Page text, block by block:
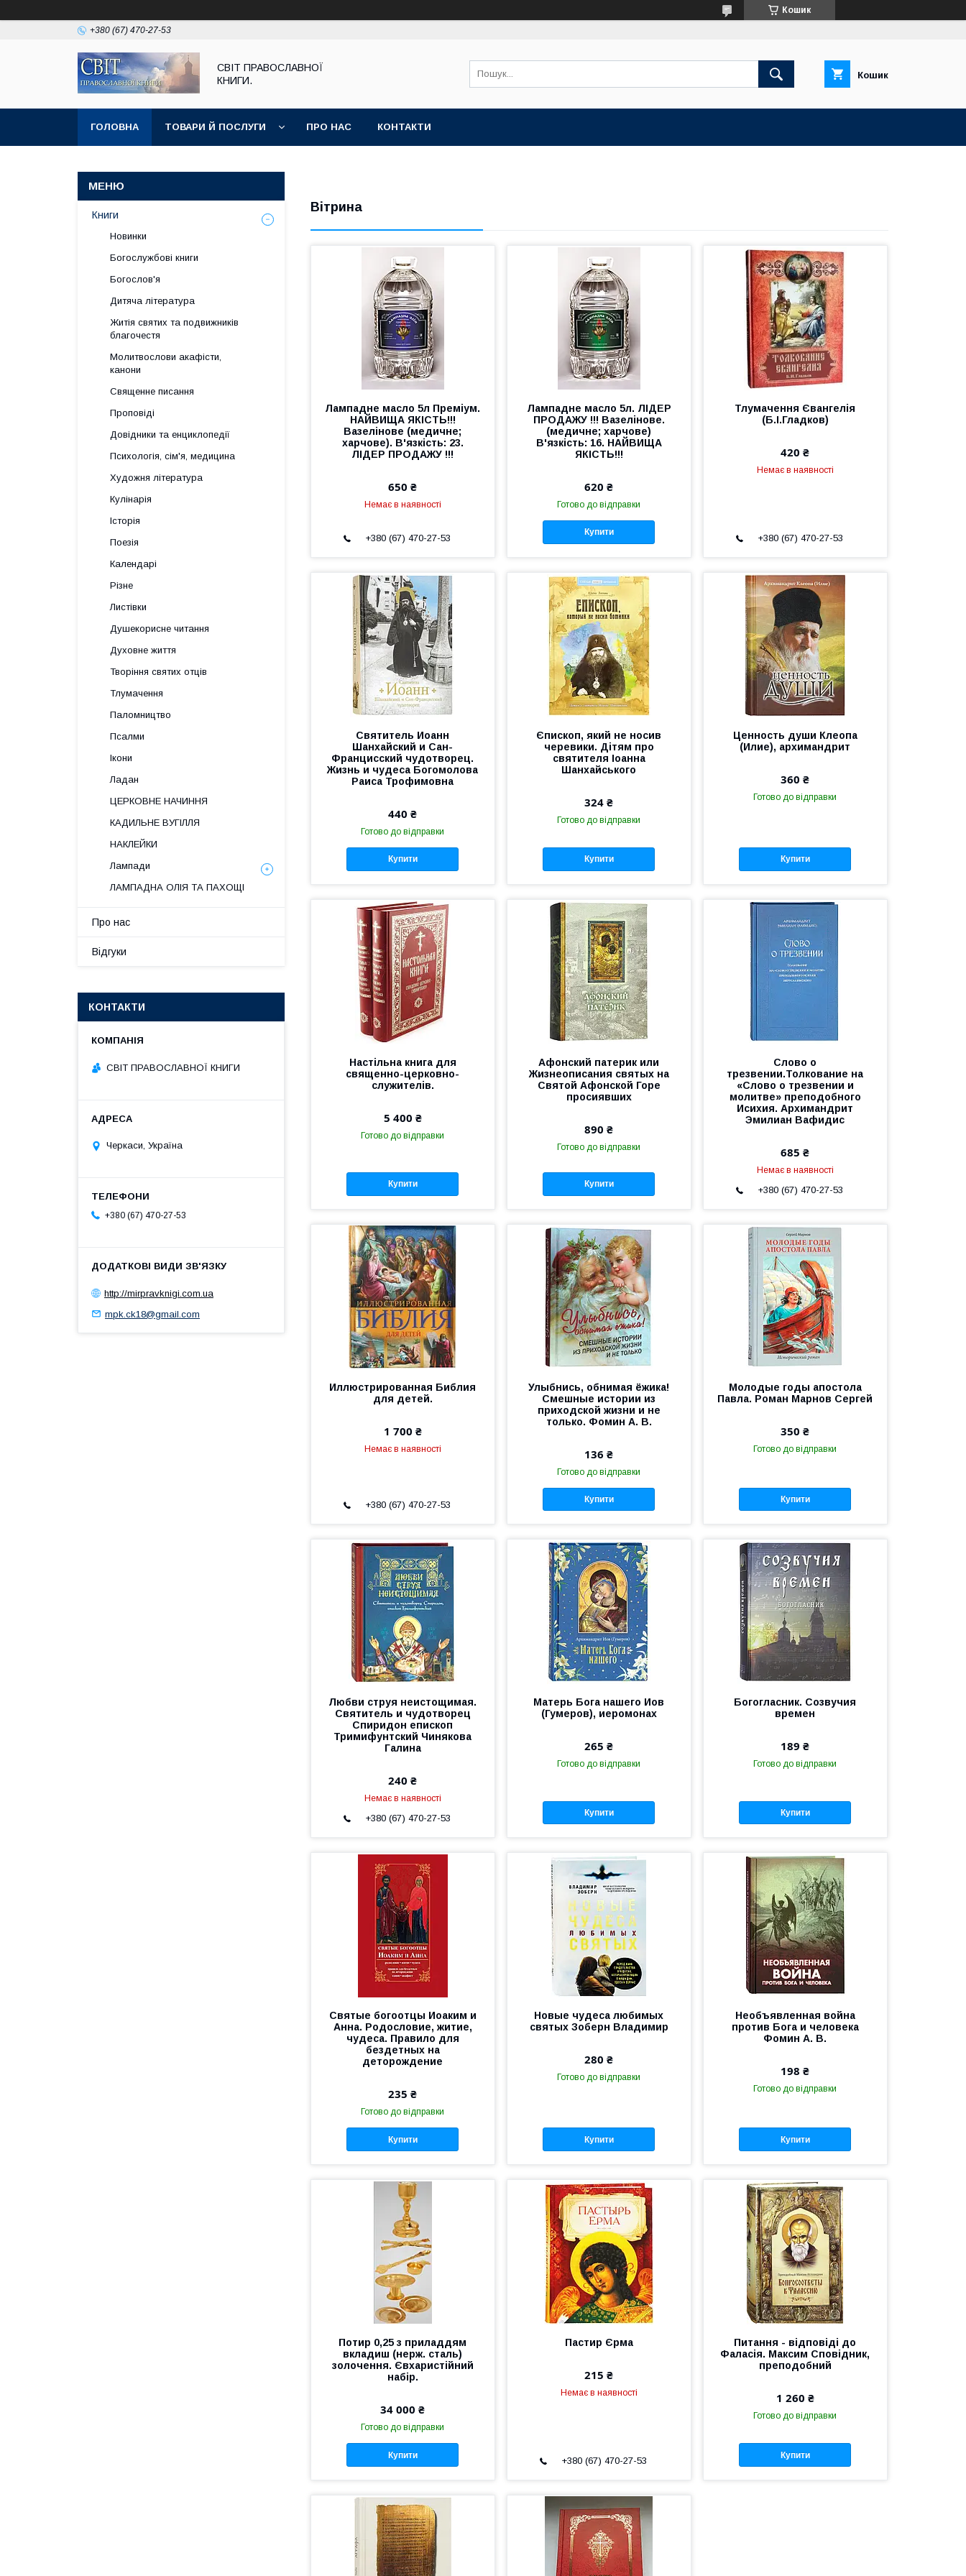
Кошик
+380 (67) 470-27-53
СВІТ ПРАВОСЛАВНОЇ
КНИГИ.
Кошик
ГОЛОВНА ТОВАРИ Й ПОСЛУГИ ПРО НАС КОНТАКТИ
Вітрина
Лампадне масло 5л Преміум.
НАЙВИЩА ЯКІСТЬ!!!
Вазелінове (медичне;
харчове). В'язкість: 23.
ЛІДЕР ПРОДАЖУ !!!
650 ₴
Немає в наявності
+380 (67) 470-27-53
Лампадне масло 5л. ЛІДЕР
ПРОДАЖУ !!! Вазелінове.
(медичне; харчове)
В'язкість: 16. НАЙВИЩА
ЯКІСТЬ!!!
620 ₴
Готово до відправки
Купити
Тлумачення Євангелія
(Б.І.Гладков)
420 ₴
Немає в наявності
+380 (67) 470-27-53
Святитель Иоанн
Шанхайский и Сан-
Францисский чудотворец.
Жизнь и чудеса Богомолова
Раиса Трофимовна
440 ₴
Готово до відправки
Купити
Єпископ, який не носив
черевики. Дітям про
святителя Іоанна
Шанхайського
324 ₴
Готово до відправки
Купити
Ценность души Клеопа
(Илие), архимандрит
360 ₴
Готово до відправки
Купити
Настільна книга для
священно-церковно-
служителів.
5 400 ₴
Готово до відправки
Купити
Афонский патерик или
Жизнеописания святых на
Святой Афонской Горе
просиявших
890 ₴
Готово до відправки
Купити
Слово о
трезвении.Толкование на
«Слово о трезвении и
молитве» преподобного
Исихия. Архимандрит
Эмилиан Вафидис
685 ₴
Немає в наявності
+380 (67) 470-27-53
Иллюстрированная Библия
для детей.
1 700 ₴
Немає в наявності
+380 (67) 470-27-53
Улыбнись, обнимая ёжика!
Смешные истории из
приходской жизни и не
только. Фомин А. В.
136 ₴
Готово до відправки
Купити
Молодые годы апостола
Павла. Роман Марнов Сергей
350 ₴
Готово до відправки
Купити
Любви струя неистощимая.
Святитель и чудотворец
Спиридон епископ
Тримифунтский Чинякова
Галина
240 ₴
Немає в наявності
+380 (67) 470-27-53
Матерь Бога нашего Иов
(Гумеров), иеромонах
265 ₴
Готово до відправки
Купити
Богогласник. Созвучия
времен
189 ₴
Готово до відправки
Купити
Святые богоотцы Иоаким и
Анна. Родословие, житие,
чудеса. Правило для
бездетных на
деторождение
235 ₴
Готово до відправки
Купити
Новые чудеса любимых
святых Зоберн Владимир
280 ₴
Готово до відправки
Купити
Необъявленная война
против Бога и человека
Фомин А. В.
198 ₴
Готово до відправки
Купити
Потир 0,25 з приладдям
вкладиш (нерж. сталь)
золочення. Євхаристійний
набір.
34 000 ₴
Готово до відправки
Купити
Пастир Єрма
215 ₴
Немає в наявності
+380 (67) 470-27-53
Питання - відповіді до
Фаласія. Максим Сповідник,
преподобний
1 260 ₴
Готово до відправки
Купити
Книги
Новинки
Богослужбові книги
Богослов'я
Дитяча література
Житія святих та подвижників
благочестя
Молитвослови акафісти,
канони
Священне писання
Проповіді
Довідники та енциклопедії
Психологія, сім'я, медицина
Художня література
Кулінарія
Історія
Поезія
Календарі
Різне
Листівки
Душекорисне читання
Духовне життя
Творіння святих отців
Тлумачення
Паломництво
Псалми
Ікони
Ладан
ЦЕРКОВНЕ НАЧИННЯ
КАДИЛЬНЕ ВУГІЛЛЯ
НАКЛЕЙКИ
Лампади
ЛАМПАДНА ОЛІЯ ТА ПАХОЩІ
Про нас
Відгуки
КОНТАКТИ
СВІТ ПРАВОСЛАВНОЇ КНИГИ
Черкаси, Україна
+380 (67) 470-27-53
http://mirpravknigi.com.ua
mpk.ck18@gmail.com